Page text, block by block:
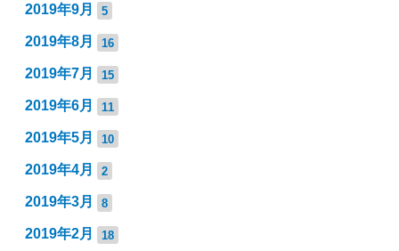
2019年9月 5
2019年8月 16
2019年7月 15
2019年6月 11
2019年5月 10
2019年4月 2
2019年3月 8
2019年2月 18